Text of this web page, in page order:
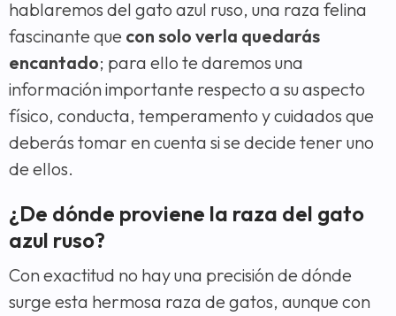
hablaremos del gato azul ruso, una raza felina
fascinante que con solo verla quedarás
encantado; para ello te daremos una
información importante respecto a su aspecto
físico, conducta, temperamento y cuidados que
deberás tomar en cuenta si se decide tener uno
de ellos.
¿De dónde proviene la raza del gato
azul ruso?
Con exactitud no hay una precisión de dónde
surge esta hermosa raza de gatos, aunque con